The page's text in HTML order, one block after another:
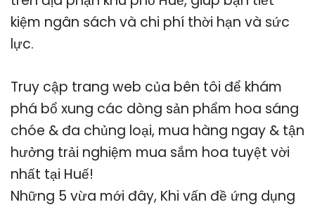
kiệm ngân sách và chi phí thời hạn và sức
lực.
Truy cập trang web của bên tôi để khám
phá bổ xung các dòng sản phẩm hoa sáng
chóe & đa chủng loại, mua hàng ngay & tận
hưởng trải nghiệm mua sắm hoa tuyệt vời
nhất tại Huế!
Những 5 vừa mới đây, Khi vấn đề ứng dụng